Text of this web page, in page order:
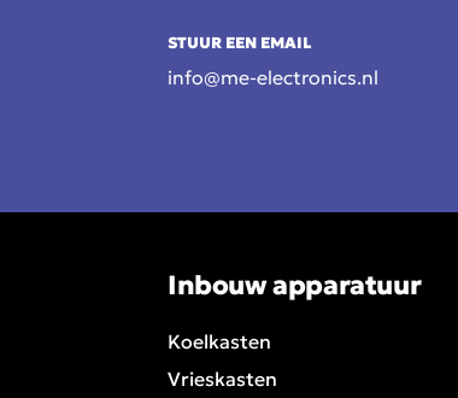
STUUR EEN EMAIL
info@me-electronics.nl
Inbouw apparatuur
Koelkasten
Vrieskasten